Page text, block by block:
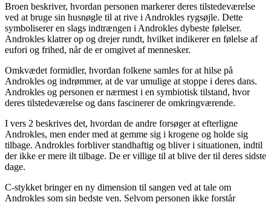
Broen beskriver, hvordan personen markerer deres tilstedeværelse
ved at bruge sin husnøgle til at rive i Androkles rygsøjle. Dette
symboliserer en slags indtrængen i Androkles dybeste følelser.
Androkles klatrer op og drejer rundt, hvilket indikerer en følelse af
eufori og frihed, når de er omgivet af mennesker.
Omkvædet formidler, hvordan folkene samles for at hilse på
Androkles og indrømmer, at de var umulige at stoppe i deres dans.
Androkles og personen er nærmest i en symbiotisk tilstand, hvor
deres tilstedeværelse og dans fascinerer de omkringværende.
I vers 2 beskrives det, hvordan de andre forsøger at efterligne
Androkles, men ender med at gemme sig i krogene og holde sig
tilbage. Androkles forbliver standhaftig og bliver i situationen, indtil
der ikke er mere ilt tilbage. De er villige til at blive der til deres sidste
dage.
C-stykket bringer en ny dimension til sangen ved at tale om
Androkles som sin bedste ven. Selvom personen ikke forstår